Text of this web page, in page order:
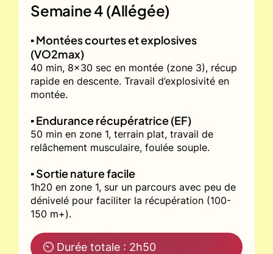
Semaine 4 (Allégée)
▪️ Montées courtes et explosives
(VO2max)
40 min, 8x30 sec en montée (zone 3), récup
rapide en descente. Travail d’explosivité en
montée.
▪️ Endurance récupératrice (EF)
50 min en zone 1, terrain plat, travail de
relâchement musculaire, foulée souple.
▪️ Sortie nature facile
1h20 en zone 1, sur un parcours avec peu de
dénivelé pour faciliter la récupération (100-
150 m+).
⏲ Durée totale : 2h50